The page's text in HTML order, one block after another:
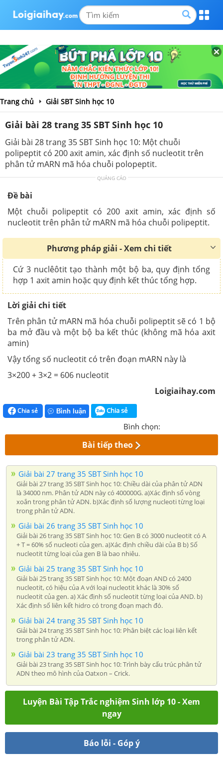
Trang chủ Giải SBT Sinh học 10
Giải bài 28 trang 35 SBT Sinh học 10
Giải bài 28 trang 35 SBT Sinh học 10: Một chuỗi
polipeptit có 200 axit amin, xác định số nucleotit trên
phân tử mARN mã hóa chuỗi polopeptit.
QUẢNG CÁO
Đề bài
Một chuỗi polipeptit có 200 axit amin, xác định số
nucleotit trên phân tử mARN mã hóa chuỗi polipeptit.
Phương pháp giải - Xem chi tiết
Cứ 3 nuclêôtit tạo thành một bộ ba, quy định tổng
hợp 1 axit amin hoặc quy định kết thúc tổng hợp.
Lời giải chi tiết
Trên phân tử mARN mã hóa chuỗi polipeptit sẽ có 1 bộ
ba mở đầu và một bộ ba kết thúc (không mã hóa axit
amin)
Vậy tổng số nucleotit có trên đoạn mARN này là
3×200 + 3×2 = 606 nucleotit
Loigiaihay.com
Chia sẻ Bình luận Chia sẻ
Bình chọn:
Bài tiếp theo
Giải bài 27 trang 35 SBT Sinh học 10
Giải bài 27 trang 35 SBT Sinh học 10: Chiều dài của phân tử ADN
là 34000 nm. Phân tử ADN này có 400000G. a)Xác định số vòng
xoắn trong phân tử ADN. b)Xác định số lượng nucleoti từng loại
trong phân tử ADN.
Giải bài 26 trang 35 SBT Sinh học 10
Giải bài 26 trang 35 SBT Sinh học 10: Gen B có 3000 nucleotit có A
+ T = 60% số nucleoti của gen. a)Xác định chiều dài của B b) Số
nucleotit từng loại của gen B là bao nhiêu.
Giải bài 25 trang 35 SBT Sinh học 10
Giải bài 25 trang 35 SBT Sinh học 10: Một đoạn AND có 2400
nucleotit, có hiệu của A với loại nucleotit khác là 30% số
nucleotit của gen. a) Xác định số nucleotit từng loại của AND. b)
Xác định số liên kết hidro có trong đoạn mạch đó.
Giải bài 24 trang 35 SBT Sinh học 10
Giải bài 24 trang 35 SBT Sinh học 10: Phân biệt các loại liên kết
trong phân tử ADN.
Giải bài 23 trang 35 SBT Sinh học 10
Giải bài 23 trang 35 SBT Sinh học 10: Trình bày cấu trúc phân tử
ADN theo mô hình của Oatxon – Crick.
Luyện Bài Tập Trắc nghiệm Sinh lớp 10 - Xem
ngay
Báo lỗi - Góp ý